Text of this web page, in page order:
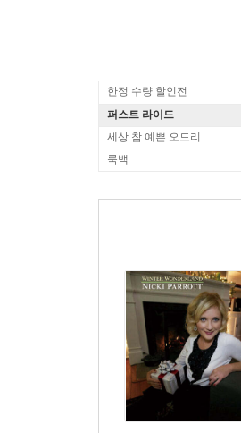
한정 수량 할인전
퍼스트 라이드
세상 참 예쁜 오드리
룩백